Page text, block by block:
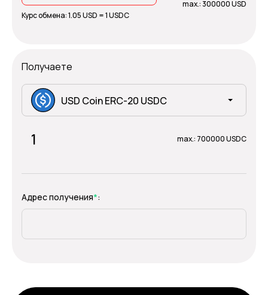
Курс обмена:1.05 USD = 1 USDC
max.: 300000 USD
Получаете
USD Coin ERC-20 USDC
max.: 700000 USDC
Адрес получения*: